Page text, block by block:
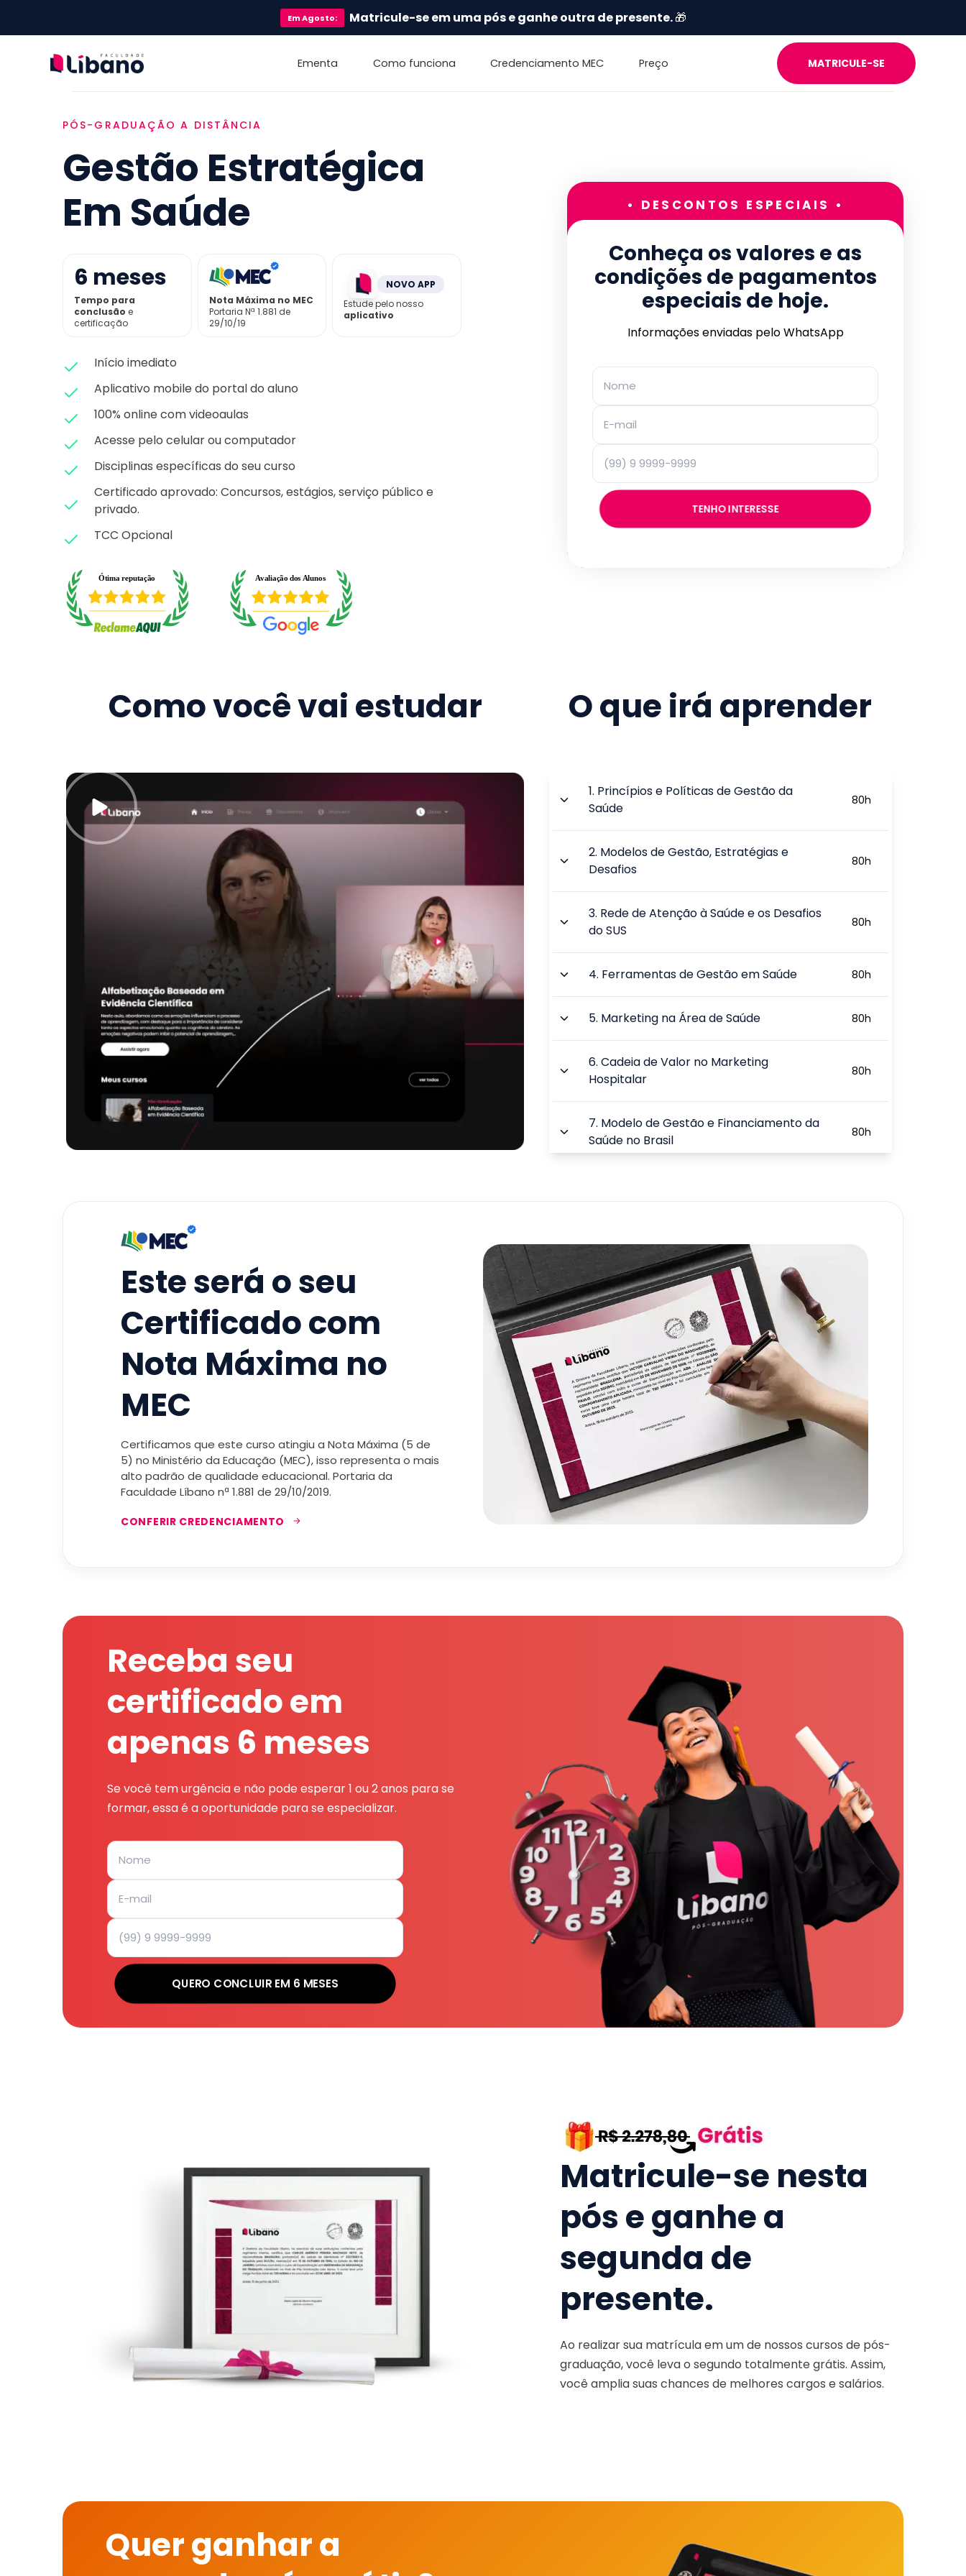
EmAgosto: Matricule-se em uma pós e ganhe outra de presente.🎁
Ementa Como funciona Credenciamento MEC Preço MATRICULE-SE
PÓS-GRADUAÇÃO A DISTÂNCIA
Gestão Estratégica
Em Saúde
6 meses
Tempo para
conclusão e
certificação
Nota Máxima no MEC
Portaria Nª 1.881 de
29/10/19
NOVO APP
Estude pelo nosso
aplicativo
Início imediato
Aplicativo mobile do portal do aluno
100% online com videoaulas
Acesse pelo celular ou computador
Disciplinas específicas do seu curso
Certificado aprovado: Concursos, estágios, serviço público e
privado.
TCC Opcional
• DESCONTOS ESPECIAIS •
Conheça os valores e as
condições de pagamentos
especiais de hoje.
Informações enviadas pelo WhatsApp
TENHO INTERESSE
Como você vai estudar O que irá aprender
1. Princípios e Políticas de Gestão da
Saúde
80h
2. Modelos de Gestão, Estratégias e
Desafios
80h
3. Rede de Atenção à Saúde e os Desafios
do SUS
80h
4. Ferramentas de Gestão em Saúde 80h
5. Marketing na Área de Saúde 80h
6.Cadeia de Valor no Marketing
Hospitalar
80h
7. Modelo de Gestão e Financiamento da
Saúde no Brasil
80h
Social no SUS
TOTAL:
Este será o seu
Certificado com
Nota Máxima no
MEC
Certificamos que este curso atingiu a Nota Máxima (5 de
5) no Ministério da Educação (MEC), isso representa o mais
alto padrão de qualidade educacional. Portaria da
Faculdade Líbano nª 1.881 de 29/10/2019.
CONFERIR CREDENCIAMENTO
Receba seu
certificado em
apenas 6 meses
Se você tem urgência e não pode esperar 1 ou 2 anos para se
formar, essa é a oportunidade para se especializar.
QUERO CONCLUIR EM 6 MESES
Matricule-se nesta
pós e ganhe a
segunda de
presente.
Ao realizar sua matrícula em um de nossos cursos de pós-
graduação, você leva o segundo totalmente grátis. Assim,
você amplia suas chances de melhores cargos e salários.
Quer ganhar a